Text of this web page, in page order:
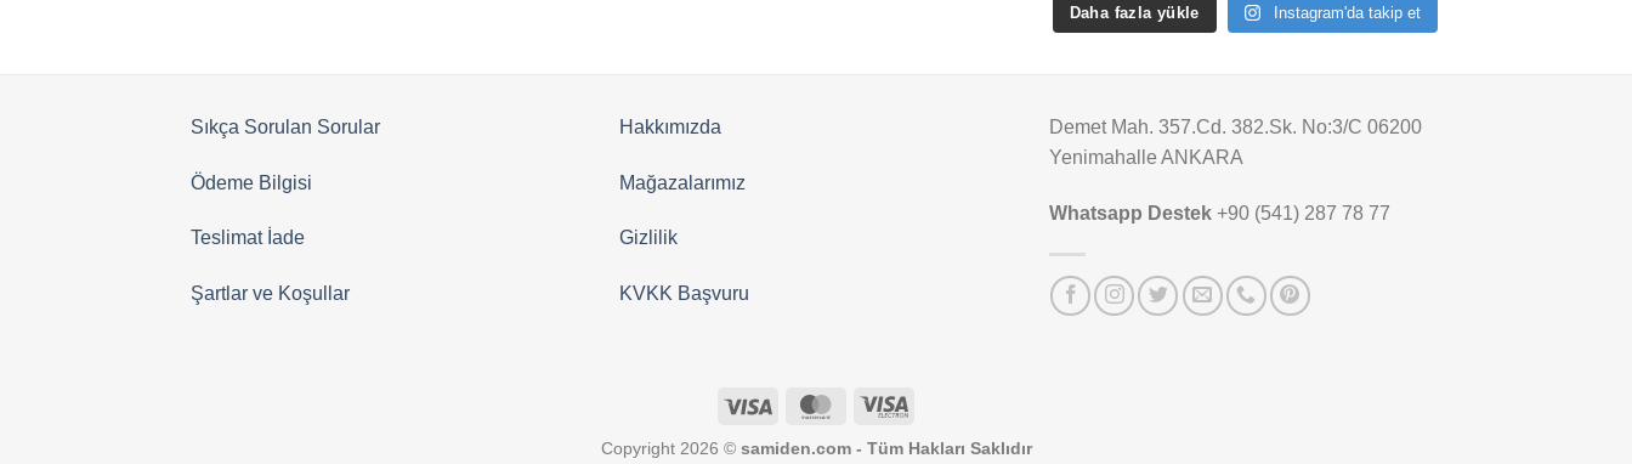
Daha fazla yükle Instagram'da takip et
Sıkça Sorulan Sorular
Ödeme Bilgisi
Teslimat İade
Şartlar ve Koşullar
Hakkımızda
Mağazalarımız
Gizlilik
KVKK Başvuru
Demet Mah. 357.Cd. 382.Sk. No:3/C 06200
Yenimahalle ANKARA
Whatsapp Destek +90 (541) 287 78 77
Visa MasterCardVisa
Copyright 2026 © samiden.com - Tüm Hakları Saklıdır